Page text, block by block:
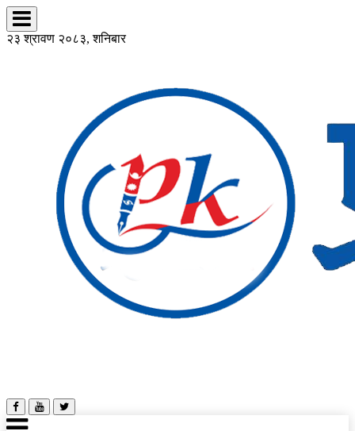
२३ श्रावण २०८३, शनिबार